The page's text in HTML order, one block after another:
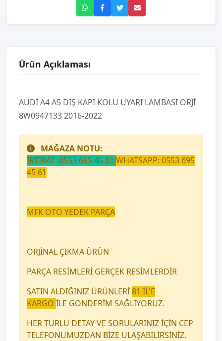
Ürün Açıklaması
AUDİ A4 A5 DIŞ KAPI KOLU UYARI LAMBASI ORJİ
8W0947133 2016-2022
MAĞAZA NOTU:
İRTİBAT: 0553 695 45 61 WHATSAPP: 0553 695
45 61
MFK OTO YEDEK PARÇA
ORJİNAL ÇIKMA ÜRÜN
PARÇA RESİMLERİ GERÇEK RESİMLERDİR
SATIN ALDIĞINIZ ÜRÜNLERİ 81 İL'E
KARGO İLE GÖNDERİM SAĞLIYORUZ.
HER TÜRLÜ DETAY VE SORULARINIZ İÇİN CEP
TELEFONUMUZDAN BİZE ULAŞABİLİRSİNİZ.